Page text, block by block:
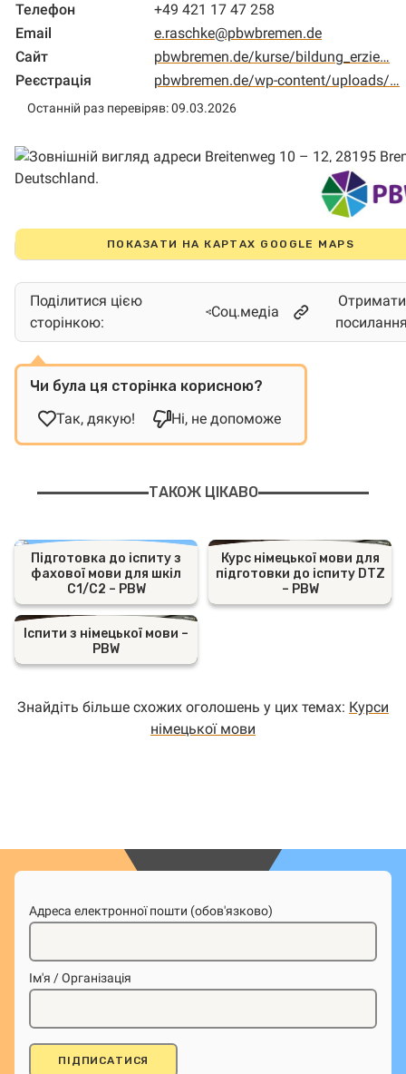
Телефон
+49 421 17 47 258
Email
e.raschke@pbwbremen.de
Сайт
pbwbremen.de/kurse/bildung_erzie…
Реєстрація
pbwbremen.de/wp-content/uploads/…
Останній раз перевіряв: 09.03.2026
ПОКАЗАТИ НА КАРТАХ GOOGLE MAPS
Поділитися цією
сторінкою:
Соц.медіа
Отримати
Чи була ця сторінка корисною?
Так, дякую!
Ні, не допоможе
ТАКОЖ ЦІКАВО
Підготовка до іспиту з
фахової мови для шкіл
C1/C2 – PBW
Курс німецької мови для
підготовки до іспиту DTZ
– PBW
Іспити з німецької мови –
PBW
Знайдіть більше схожих оголошень у цих темах: Курси
німецької мови
Адреса електронної пошти (обов'язково)
Ім'я / Організація